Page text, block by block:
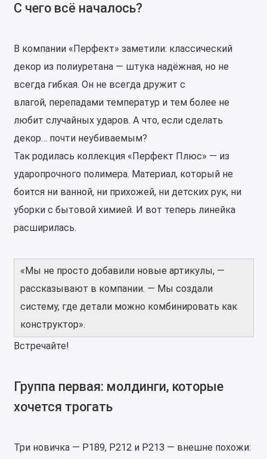
С чего всё началось?
В компании «Перфект» заметили: классический
декор из полиуретана — штука надёжная, но не
всегда гибкая. Он не всегда дружит с
влагой, перепадами температур и тем более не
любит случайных ударов. А что, если сделать
декор… почти неубиваемым?
Так родилась коллекция «Перфект Плюс» — из
ударопрочного полимера. Материал, который не
боится ни ванной, ни прихожей, ни детских рук, ни
уборки с бытовой химией. И вот теперь линейка
расширилась.
«Мы не просто добавили новые артикулы, —
рассказывают в компании. — Мы создали
систему, где детали можно комбинировать как
конструктор».
Встречайте!
Группа первая: молдинги, которые
хочется трогать
Три новичка — P189, P212 и P213 — внешне похожи: